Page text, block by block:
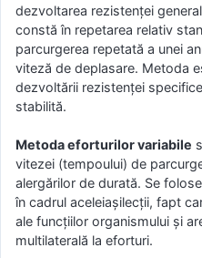
dezvoltarea rezistenţei
constă în repetarea relativ
parcurgerea repetată a unei
viteză de deplasare. Metoda
dezvoltării rezistenţei
stabilită.
Metoda eforturilor variabile
vitezei (tempoului) de
alergărilor de durată. Se
în cadrul aceleiaşilecţii, fapt
ale funcţiilor organismului şi
multilaterală la eforturi.